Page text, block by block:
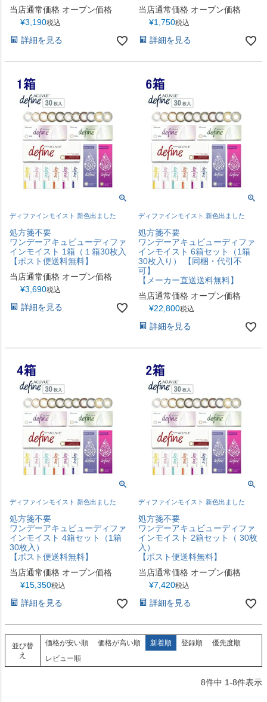
当店通常価格 オープン価格
¥3,190税込
詳細を見る
当店通常価格 オープン価格
¥1,750税込
詳細を見る
ディファインモイスト 新色出ました
処方箋不要
ワンデーアキュビューディファ
インモイスト 1箱（１箱30枚入
【ポスト便送料無料】
当店通常価格 オープン価格
¥3,690税込
詳細を見る
ディファインモイスト 新色出ました
処方箋不要
ワンデーアキュビューディファ
インモイスト 6箱セット（1箱
30枚入り） 【同梱・代引不
可】
【メーカー直送送料無料】
当店通常価格 オープン価格
¥22,800税込
詳細を見る
ディファインモイスト 新色出ました
処方箋不要
ワンデーアキュビューディファ
インモイスト 4箱セット（1箱
30枚入）
【ポスト便送料無料】
当店通常価格 オープン価格
¥15,350税込
詳細を見る
ディファインモイスト 新色出ました
処方箋不要
ワンデーアキュビューディファ
インモイスト 2箱セット（ 30枚
入）
【ポスト便送料無料】
当店通常価格 オープン価格
¥7,420税込
詳細を見る
並び替
え
価格が安い順 価格が高い順 新着順 登録順
優先度順
レビュー順
8件中 1-8件表示